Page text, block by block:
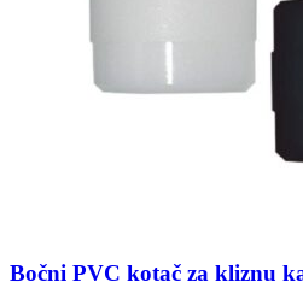
Bočni PVC kotač za kliznu